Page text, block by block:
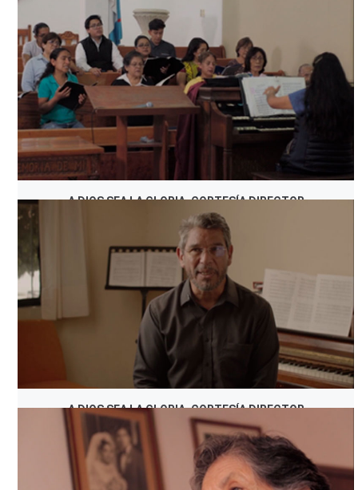
A DIOS SEA LA GLORIA, CORTESÍA DIRECTOR
A DIOS SEA LA GLORIA, CORTESÍA DIRECTOR